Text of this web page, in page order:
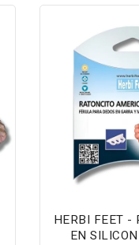
HERBI FEET -
EN